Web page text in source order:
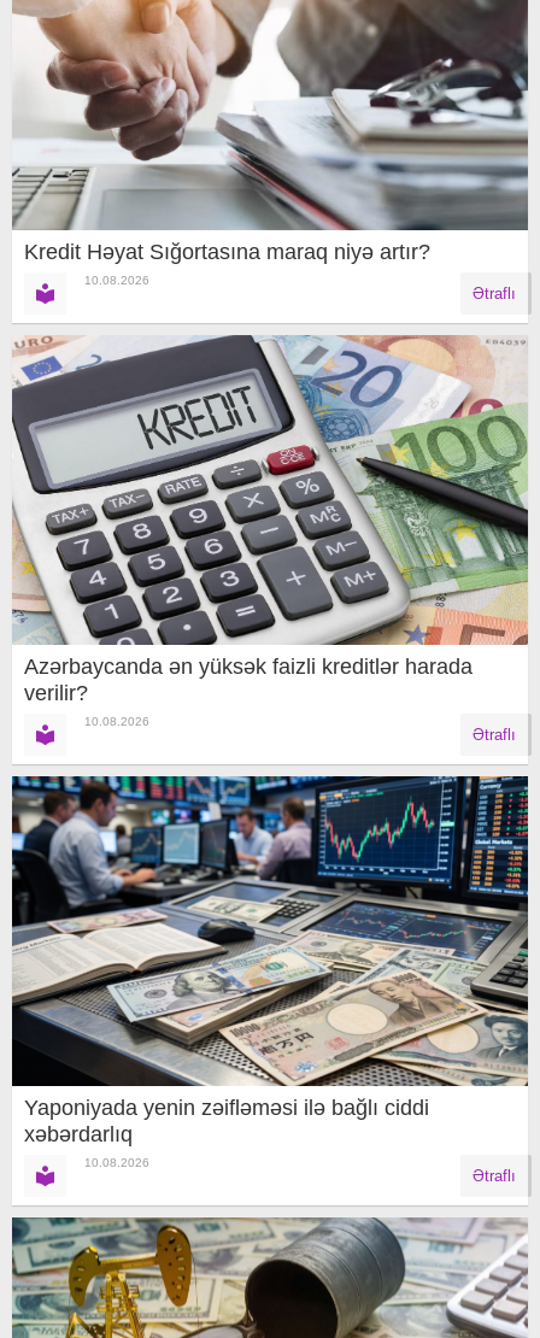
Kredit Həyat Sığortasına maraq niyə artır?
10.08.2026
Ətraflı
Azərbaycanda ən yüksək faizli kreditlər harada
verilir?
10.08.2026
Ətraflı
Yaponiyada yenin zəifləməsi ilə bağlı ciddi
xəbərdarlıq
10.08.2026
Ətraflı